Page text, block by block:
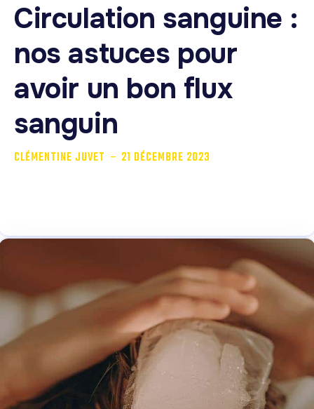
Circulation sanguine :
nos astuces pour
avoir un bon flux
sanguin
CLÉMENTINE JUVET - 21 DÉCEMBRE 2023